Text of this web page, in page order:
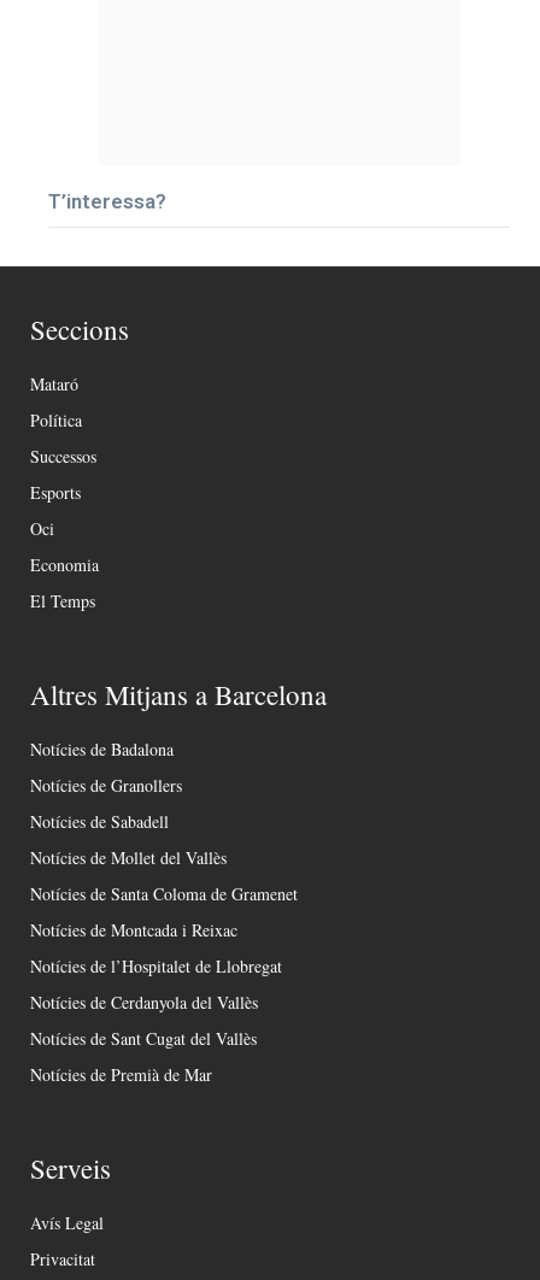
T’interessa?
Seccions
Mataró
Política
Successos
Esports
Oci
Economia
El Temps
Altres Mitjans a Barcelona
Notícies de Badalona
Notícies de Granollers
Notícies de Sabadell
Notícies de Mollet del Vallès
Notícies de Santa Coloma de Gramenet
Notícies de Montcada i Reixac
Notícies de l’Hospitalet de Llobregat
Notícies de Cerdanyola del Vallès
Notícies de Sant Cugat del Vallès
Notícies de Premià de Mar
Serveis
Avís Legal
Privacitat